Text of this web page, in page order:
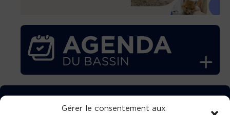
Gérer le consentement aux
TÉLÉCHARGEZ GRATUITEMENT